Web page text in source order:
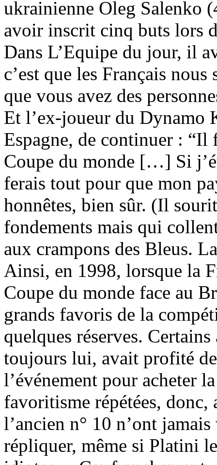
ukrainienne Oleg Salenko
avoir inscrit cinq buts lors
Dans L’Equipe du jour, il
c’est que les Français
que vous avez des
Et l’ex-joueur du Dynamo
Espagne, de continuer : “Il
Coupe du monde […] Si
ferais tout pour que mon
honnêtes, bien sûr. (Il
fondements mais qui
aux crampons des Bleus.
Ainsi, en 1998, lorsque la
Coupe du monde face au
grands favoris de la
quelques réserves.
toujours lui, avait profité
l’événement pour acheter
favoritisme répétées,
l’ancien n° 10 n’ont
répliquer, même si Platini